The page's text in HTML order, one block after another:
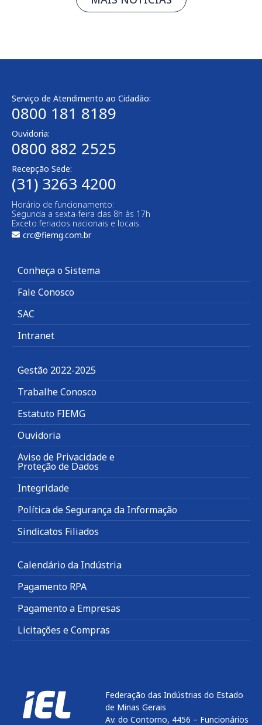
Serviço de Atendimento ao Cidadão:
0800 181 8189
Ouvidoria:
0800 882 2525
Recepção Sede:
(31) 3263 4200
Horário de funcionamento:
Segunda a sexta-feira das 8h às 17h
Exceto feriados nacionais e locais.
crc@fiemg.com.br
Conheça o Sistema
Fale Conosco
SAC
Intranet
Gestão 2022-2025
Trabalhe Conosco
Estatuto FIEMG
Ouvidoria
Aviso de Privacidade e
Proteção de Dados
Integridade
Política de Segurança da Informação
Sindicatos Filiados
Calendário da Indústria
Pagamento RPA
Pagamento a Empresas
Licitações e Compras
Federação das Indústrias do Estado
de Minas Gerais
Av. do Contorno, 4456 – Funcionários